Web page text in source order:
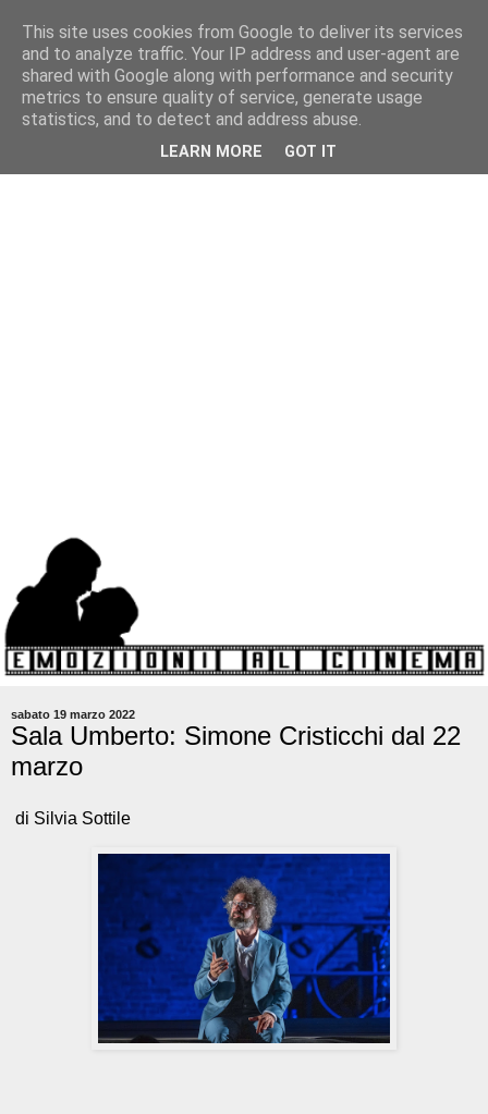
sabato 19 marzo 2022
Sala Umberto: Simone Cristicchi dal 22
marzo
di Silvia Sottile
This site uses cookies from Google to deliver its services
and to analyze traffic. Your IP address and user-agent are
shared with Google along with performance and security
metrics to ensure quality of service, generate usage
statistics, and to detect and address abuse.
LEARN MORE GOT IT